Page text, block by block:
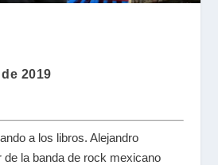
2019
a los libros. Alejandro
de la banda de rock mexicano